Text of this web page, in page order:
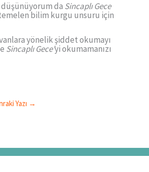
da Sincaplı Gece
bilim kurgu unsuru için
yönelik şiddet okumayı
Sincaplı Gece’yi okumamanızı
Yazı →